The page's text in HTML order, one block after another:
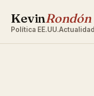
KevinRondón
Política EE.UU.Actualidad